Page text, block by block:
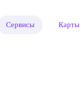
Сервисы Карты